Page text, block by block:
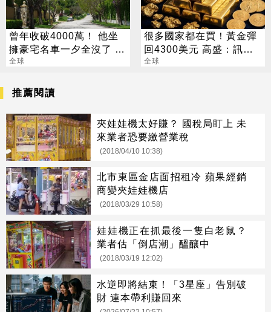
曾年收破4000萬！ 他坐
擁豪宅名車一夕全沒了 卻
喊「比過去更快樂」
全球
很多國家都在買！黃金彈
回4300美元 高盛：訊號
來了
全球
推薦閱讀
夾娃娃機太好賺？ 國稅局盯上 未
來業者恐要繳營業稅
(2018/04/10 10:38)
北市東區金店面招租冷 蘋果經銷
商變夾娃娃機店
(2018/03/29 10:58)
娃娃機正在抓最後一隻白老鼠？
業者估「倒店潮」醞釀中
(2018/03/19 12:02)
水逆即將結束！「3星座」告別破
財 連本帶利賺回來